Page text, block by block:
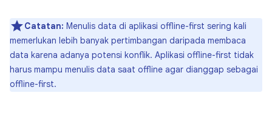
Catatan: Menulis data di aplikasi offline-first sering kali
memerlukan lebih banyak pertimbangan daripada membaca
data karena adanya potensi konflik. Aplikasi offline-first tidak
harus mampu menulis data saat offline agar dianggap sebagai
offline-first.